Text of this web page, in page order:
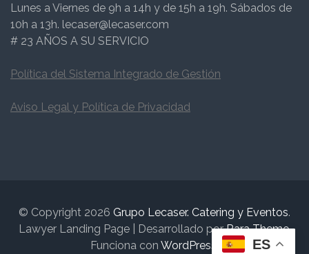
Lunes a Viernes de 9h a 14h y de 15h a 19h. Sábados de
10h a 13h. lecaser@lecaser.com
# 23 AÑOS A SU SERVICIO
Política del Sistema Integrado de Gestión
Aviso Legal y Política de Privacidad
© Copyright 2026 Grupo Lecaser. Catering y Eventos.
Lawyer Landing Page | Desarrollado porRara Theme.
Funciona con WordPress ES